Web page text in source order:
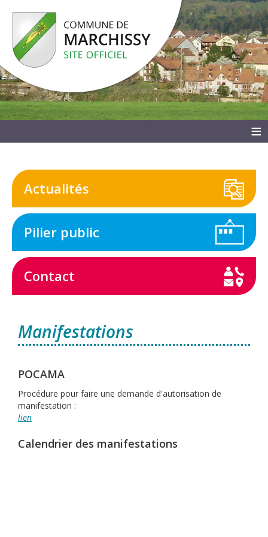
≡
Actualités
Pilier public
Contact
Manifestations
POCAMA
Procédure pour faire une demande d'autorisation de
manifestation :
lien
Calendrier des manifestations